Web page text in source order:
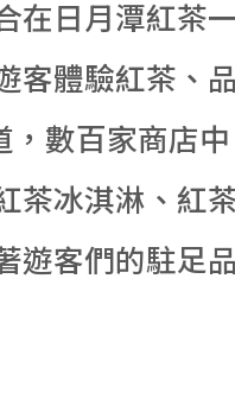
在日月潭紅茶
客體驗紅茶、
，數百家商店
茶冰淇淋、紅
遊客們的駐足